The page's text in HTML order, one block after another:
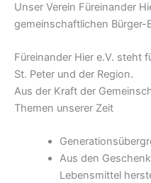
Unser Verein Füreinander
gemeinschaftlichen
Füreinander Hier e.V. steht
St. Peter und der Region.
Aus der Kraft der
Themen unserer Zeit
Aus den
Lebensmittel